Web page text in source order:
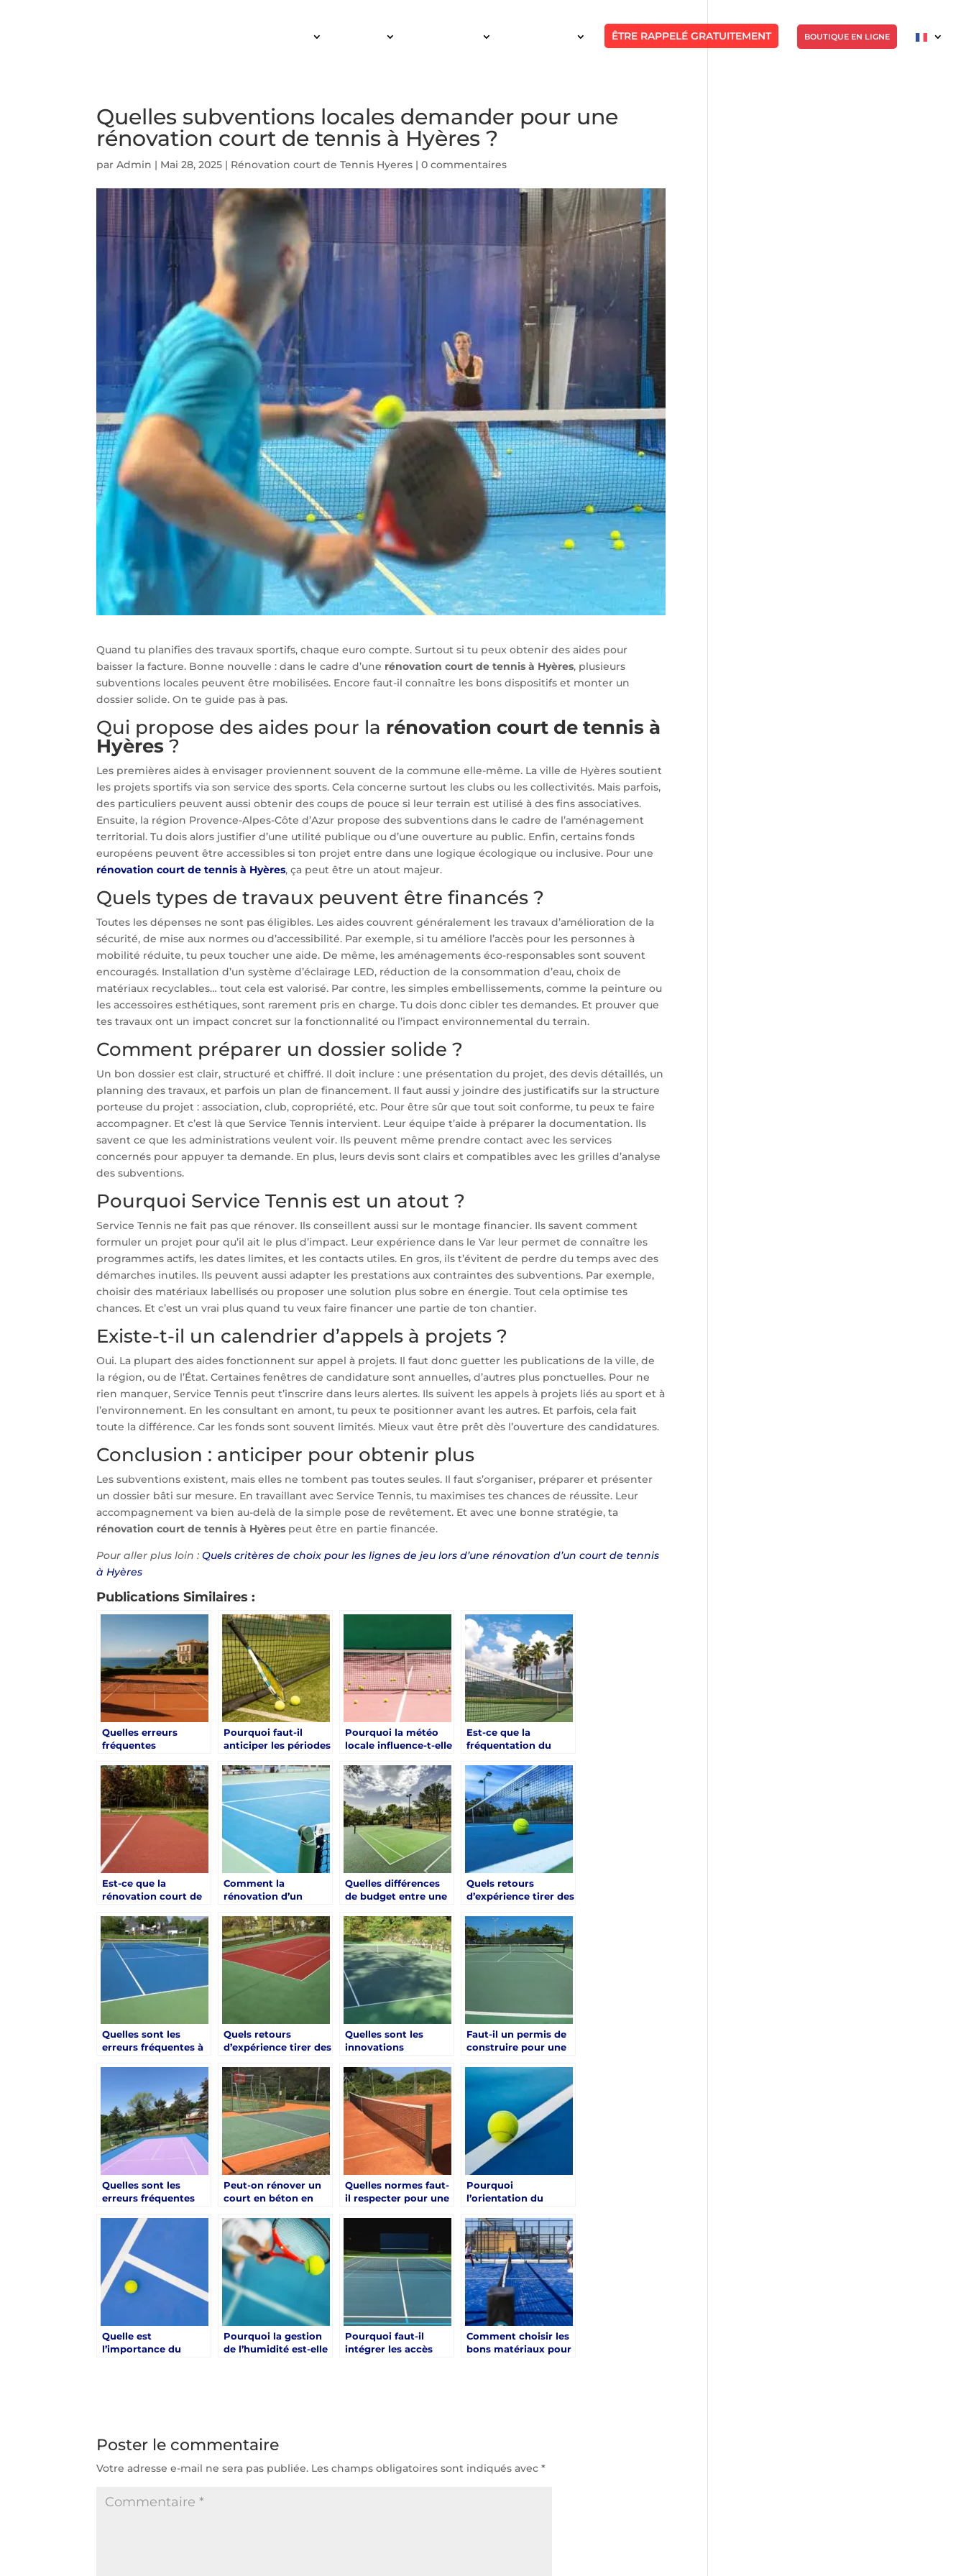
ÊTRE RAPPELÉ GRATUITEMENT BOUTIQUE EN LIGNE
Quelles subventions locales demander pour une
rénovation court de tennis à Hyères ?
parAdmin | Mai 28, 2025 | Rénovation court de Tennis Hyeres |0 commentaires
Quand tu planifies des travaux sportifs, chaque euro compte. Surtout si tu peux obtenir des aides pour
baisser la facture. Bonne nouvelle : dans le cadre d’une rénovation court de tennis à Hyères, plusieurs
subventions locales peuvent être mobilisées. Encore faut-il connaître les bons dispositifs et monter un
dossier solide. On te guide pas à pas.
Qui propose des aides pour la rénovation court de tennis à
Hyères ?
Les premières aides à envisager proviennent souvent de la commune elle-même. La ville de Hyères soutient
les projets sportifs via son service des sports. Cela concerne surtout les clubs ou les collectivités. Mais parfois,
des particuliers peuvent aussi obtenir des coups de pouce si leur terrain est utilisé à des fins associatives.
Ensuite, la région Provence-Alpes-Côte d’Azur propose des subventions dans le cadre de l’aménagement
territorial. Tu dois alors justifier d’une utilité publique ou d’une ouverture au public. Enfin, certains fonds
européens peuvent être accessibles si ton projet entre dans une logique écologique ou inclusive. Pour une
rénovation court de tennis à Hyères, ça peut être un atout majeur.
Quels types de travaux peuvent être financés ?
Toutes les dépenses ne sont pas éligibles. Les aides couvrent généralement les travaux d’amélioration de la
sécurité, de mise aux normes ou d’accessibilité. Par exemple, si tu améliore l’accès pour les personnes à
mobilité réduite, tu peux toucher une aide. De même, les aménagements éco-responsables sont souvent
encouragés. Installation d’un système d’éclairage LED, réduction de la consommation d’eau, choix de
matériaux recyclables… tout cela est valorisé. Par contre, les simples embellissements, comme la peinture ou
les accessoires esthétiques, sont rarement pris en charge. Tu dois donc cibler tes demandes. Et prouver que
tes travaux ont un impact concret sur la fonctionnalité ou l’impact environnemental du terrain.
Comment préparer un dossier solide ?
Un bon dossier est clair, structuré et chiffré. Il doit inclure : une présentation du projet, des devis détaillés, un
planning des travaux, et parfois un plan de financement. Il faut aussi y joindre des justificatifs sur la structure
porteuse du projet : association, club, copropriété, etc. Pour être sûr que tout soit conforme, tu peux te faire
accompagner. Et c’est là que Service Tennis intervient. Leur équipe t’aide à préparer la documentation. Ils
savent ce que les administrations veulent voir. Ils peuvent même prendre contact avec les services
concernés pour appuyer ta demande. En plus, leurs devis sont clairs et compatibles avec les grilles d’analyse
des subventions.
Pourquoi Service Tennis est un atout ?
Service Tennis ne fait pas que rénover. Ils conseillent aussi sur le montage financier. Ils savent comment
formuler un projet pour qu’il ait le plus d’impact. Leur expérience dans le Var leur permet de connaître les
programmes actifs, les dates limites, et les contacts utiles. En gros, ils t’évitent de perdre du temps avec des
démarches inutiles. Ils peuvent aussi adapter les prestations aux contraintes des subventions. Par exemple,
choisir des matériaux labellisés ou proposer une solution plus sobre en énergie. Tout cela optimise tes
chances. Et c’est un vrai plus quand tu veux faire financer une partie de ton chantier.
Existe-t-il un calendrier d’appels à projets ?
Oui. La plupart des aides fonctionnent sur appel à projets. Il faut donc guetter les publications de la ville, de
la région, ou de l’État. Certaines fenêtres de candidature sont annuelles, d’autres plus ponctuelles. Pour ne
rien manquer, Service Tennis peut t’inscrire dans leurs alertes. Ils suivent les appels à projets liés au sport et à
l’environnement. En les consultant en amont, tu peux te positionner avant les autres. Et parfois, cela fait
toute la différence. Car les fonds sont souvent limités. Mieux vaut être prêt dès l’ouverture des candidatures.
Conclusion : anticiper pour obtenir plus
Les subventions existent, mais elles ne tombent pas toutes seules. Il faut s’organiser, préparer et présenter
un dossier bâti sur mesure. En travaillant avec Service Tennis, tu maximises tes chances de réussite. Leur
accompagnement va bien au-delà de la simple pose de revêtement. Et avec une bonne stratégie, ta
rénovation court de tennis à Hyères peut être en partie financée.
Pour aller plus loin :Quels critères de choix pour les lignes de jeu lors d’une rénovation d’un court de tennis
à Hyères
Publications Similaires :
Quelles erreurs
fréquentes
rénovation court de
tennis à Hyères ?
Pourquoi faut-il
anticiper les périodes
une rénovation court
de tennis à Hyères ?
Pourquoi la météo
locale influence-t-elle
rénovation court de
tennis à Hyères ?
Est-ce que la
fréquentation du
une rénovation court
de tennis à Hyères ?
Est-ce que la
rénovation court de
être validée par un
bureau de contrôle ?
Comment la
rénovation d’un
Hyères peut-elle
intégrer des
matériaux recyclés ?
Quelles différences
de budget entre une
court de tennis à
Hyères pour
particulier et pour
mairie ?
Quels retours
d’expérience tirer des
réalisé une
rénovation d’un
court de tennis à
Hyères ?
Quelles sont les
erreurs fréquentes à
court de tennis à
Hyères ?
Quels retours
d’expérience tirer des
réalisé une
rénovation d’un
court de tennis à
Hyères ?
Quelles sont les
innovations
possibles lors d’une
rénovation d’un
court de tennis à
Hyères ?
Faut-il un permis de
construire pour une
court de tennis à
résidentielle ?
Quelles sont les
erreurs fréquentes
d’un court de tennis
à Hyères ?
Peut-on rénover un
court en béton en
lors d’une rénovation
d’un court de tennis
à Hyères ?
Quelles normes faut-
il respecter pour une
Hyères conforme ?
Pourquoi
l’orientation du
cruciale lors de la
rénovation d’un
court de tennis à
Hyères ?
Quelle est
l’importance du
Pourquoi la gestion
de l’humidité est-elle
Pourquoi faut-il
intégrer les accès
Comment choisir les
bons matériaux pour
Poster le commentaire
Votre adresse e-mail ne sera pas publiée. Les champs obligatoires sont indiqués avec*